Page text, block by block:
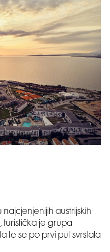
austrijskih
turistička je grupa
te se po prvi put svrstala